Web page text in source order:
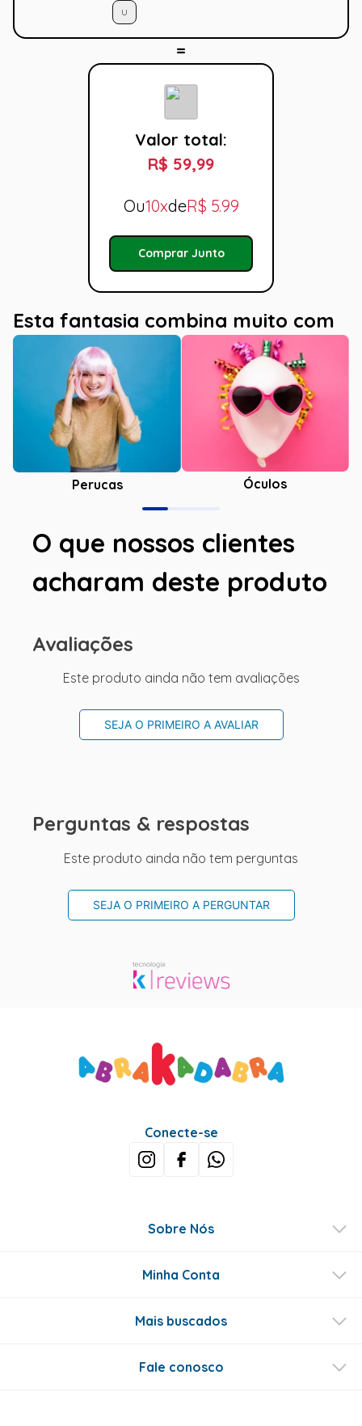
U
Valor total:
R$ 59,99
Ou10xdeR$ 5.99
Comprar Junto
Esta fantasia combina muito com
Perucas Óculos
O que nossos clientes
acharam deste produto
Avaliações
Este produto ainda não tem avaliações
SEJA O PRIMEIRO A AVALIAR
Perguntas & respostas
Este produto ainda não tem perguntas
SEJA O PRIMEIRO A PERGUNTAR
Conecte-se
Sobre Nós
Minha Conta
Mais buscados
Fale conosco